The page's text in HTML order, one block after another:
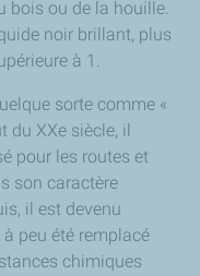
bois ou de la houille.
noir brillant, plus
à 1.
sorte comme «
du XXe siècle, il
pour les routes et
son caractère
il est devenu
peu été remplacé
chimiques